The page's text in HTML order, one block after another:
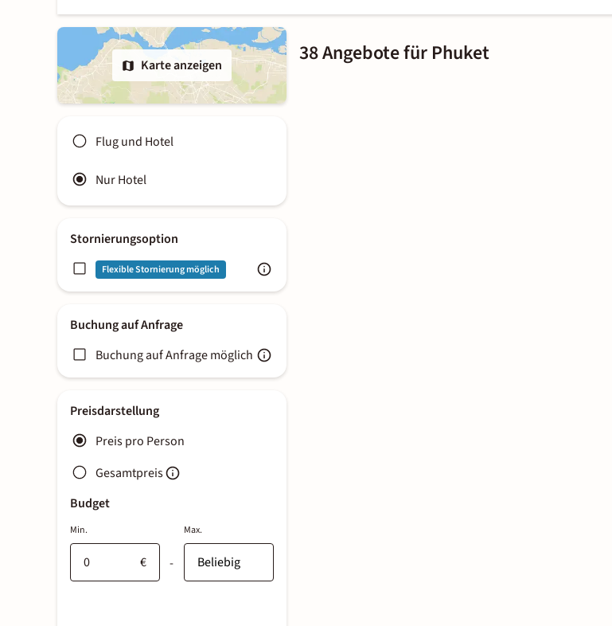
Karte anzeigen
Flug und Hotel
Nur Hotel
Stornierungsoption
Flexible Stornierung möglich
Buchung auf Anfrage
Buchung auf Anfrage möglich
Preisdarstellung
Preis pro Person
Gesamtpreis
Budget
Min.
€ -
Max.
38 Angebote für Phuket